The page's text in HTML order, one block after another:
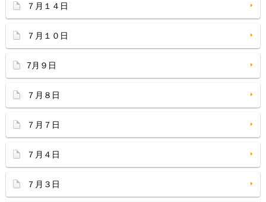
７月１４日
７月１０日
7月９日
７月８日
７月７日
７月４日
７月３日